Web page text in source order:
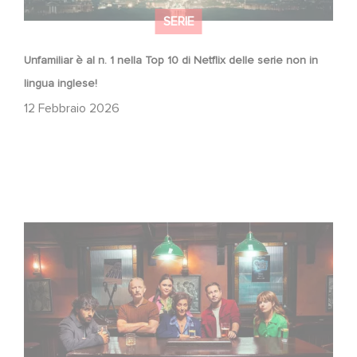
SERIE
Unfamiliar è al n. 1 nella Top 10 di Netflix delle serie non in
lingua inglese!
12 Febbraio 2026
When Broken Hearts Want Revenge: Welcome to The
Revenge Club